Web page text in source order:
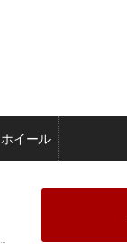
ホイール